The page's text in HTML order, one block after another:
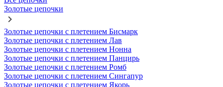
Золотые цепочки
Золотые цепочки с плетением Бисмарк
Золотые цепочки с плетением Лав
Золотые цепочки с плетением Нонна
Золотые цепочки с плетением Панцирь
Золотые цепочки с плетением Ромб
Золотые цепочки с плетением Сингапур
Золотые цепочки с плетением Якорь